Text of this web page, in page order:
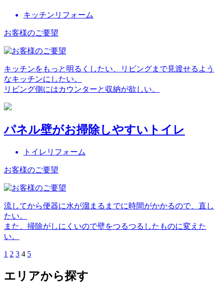
キッチンリフォーム
お客様のご要望
キッチンをもっと明るくしたい、リビングまで見渡せるよう
なキッチンにしたい。
リビング側にはカウンターと収納が欲しい。
パネル壁がお掃除しやすいトイレ
トイレリフォーム
お客様のご要望
流してから便器に水が溜まるまでに時間がかかるので、直し
たい。
また、掃除がしにくいので壁をつるつるしたものに変えた
い。
1 2 3 4 5
エリアから探す